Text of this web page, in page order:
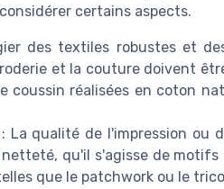
certains aspects.
des textiles robustes et
et la couture doivent
coussin réalisées en coton
: La qualité de l'impression ou
qu'il s'agisse de
que le patchwork ou le